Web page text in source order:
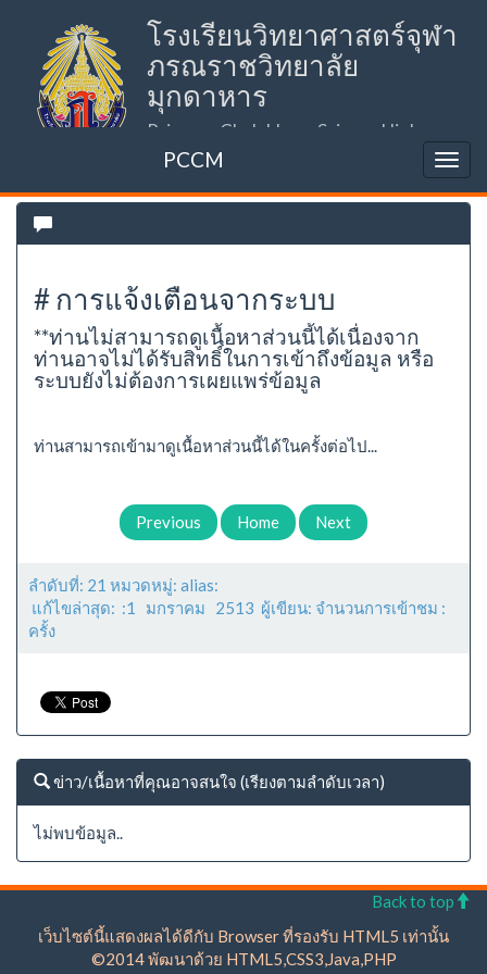
โรงเรียนวิทยาศาสตร์จุฬา
ภรณราชวิทยาลัย
มุกดาหาร
Princess Chulabhorn Science High
School Mukdahan (PCSHSM)
PCCM
# การแจ้งเตือนจากระบบ
**ท่านไม่สามารถดูเนื้อหาส่วนนี้ได้เนื่องจาก
ท่านอาจไม่ได้รับสิทธิ์ในการเข้าถึงข้อมูล หรือ
ระบบยังไม่ต้องการเผยแพร่ข้อมูล
ท่านสามารถเข้ามาดูเนื้อหาส่วนนี้ได้ในครั้งต่อไป...
Previous Home Next
ลำดับที่: 21 หมวดหมู่: alias:
แก้ไขล่าสุด: :1 มกราคม 2513 ผู้เขียน: จำนวนการเข้าชม :
ครั้ง
ข่าว/เนื้อหาที่คุณอาจสนใจ (เรียงตามลำดับเวลา)
ไม่พบข้อมูล..
Back to top
เว็บไซต์นี้แสดงผลได้ดีกับ Browser ที่รองรับ HTML5 เท่านั้น
©2014 พัฒนาด้วย HTML5,CSS3,Java,PHP